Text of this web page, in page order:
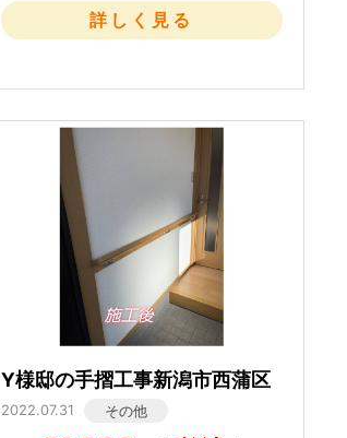
詳しく見る
Y様邸の手摺工事新潟市西蒲区
2022.07.31 その他